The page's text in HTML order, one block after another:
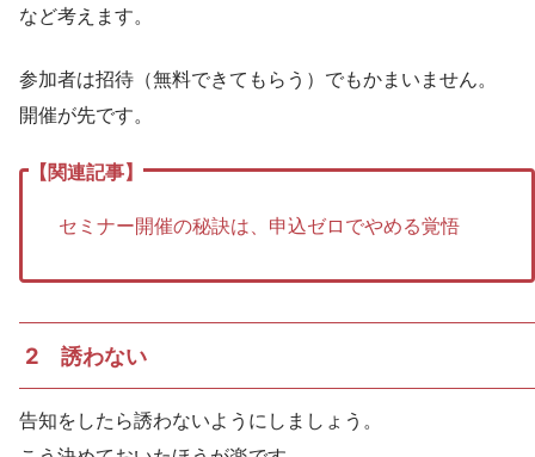
など考えます。
参加者は招待（無料できてもらう）でもかまいません。
開催が先です。
セミナー開催の秘訣は、申込ゼロでやめる覚悟
2 誘わない
告知をしたら誘わないようにしましょう。